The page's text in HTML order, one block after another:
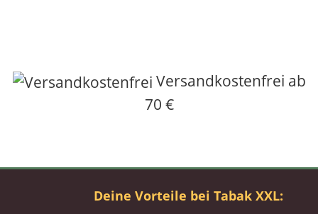
Versandkostenfrei ab
70 €
Deine Vorteile bei Tabak XXL: